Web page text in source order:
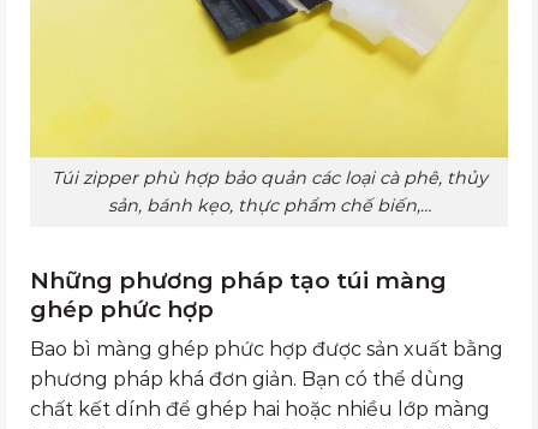
Túi zipper phù hợp bảo quản các loại cà phê, thủy
sản, bánh kẹo, thực phẩm chế biến,…
Những phương pháp tạo túi màng
ghép phức hợp
Bao bì màng ghép phức hợp được sản xuất bằng
phương pháp khá đơn giản. Bạn có thể dùng
chất kết dính để ghép hai hoặc nhiều lớp màng